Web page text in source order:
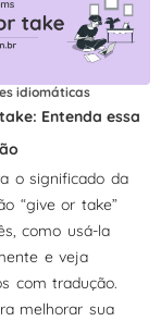
idiomáticas
Entenda essa
o significado da
“give or take”
como usá-la
e veja
com tradução.
melhorar sua